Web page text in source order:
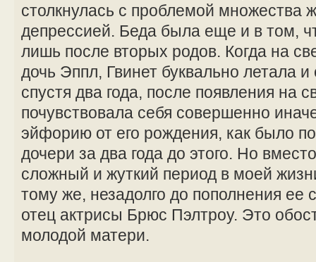
столкнулась с проблемой
депрессией. Беда была еще и в том,
лишь после вторых родов. Когда на
дочь Эппл, Гвинет буквально летала
спустя два года, после появления на
почувствовала себя совершенно
эйфорию от его рождения, как было
дочери за два года до этого. Но
сложный и жуткий период в моей
тому же, незадолго до пополнения ее
отец актрисы Брюс Пэлтроу. Это
молодой матери.